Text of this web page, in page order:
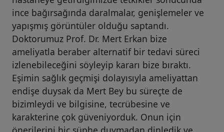
ince bağırsağında daralmalar, genişlemeler ve
yapışmış görüntüler olduğu saptandı.
Doktorumuz Prof. Dr. Mert Erkan bize
ameliyatla beraber alternatif bir tedavi süreci
izlenebileceğini söyleyip kararı bize bıraktı.
Eşimin sağlık geçmişi dolayısıyla ameliyattan
endişe duysak da Mert Bey bu süreçte de
bizimleydi ve bilgisine, tecrübesine ve
karakterine çok güveniyorduk. Onun için